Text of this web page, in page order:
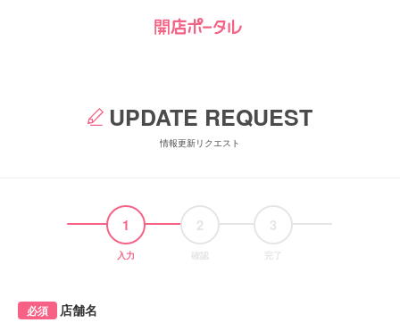
UPDATE REQUEST
情報更新リクエスト
1
入力
2
確認
3
完了
店舗名
必須